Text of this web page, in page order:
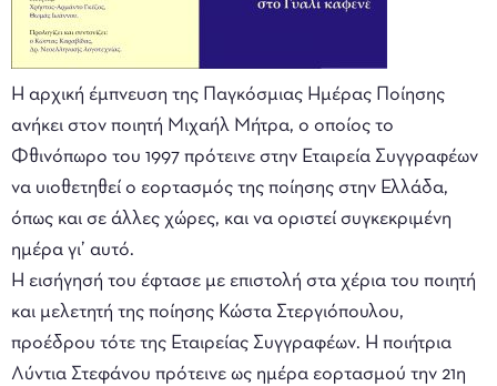
Η αρχική έμπνευση της Παγκόσμιας Ημέρας Ποίησης
ανήκει στον ποιητή Μιχαήλ Μήτρα, ο οποίος το
Φθινόπωρο του 1997 πρότεινε στην Εταιρεία Συγγραφέων
να υιοθετηθεί ο εορτασμός της ποίησης στην Ελλάδα,
όπως και σε άλλες χώρες, και να οριστεί συγκεκριμένη
ημέρα γι’ αυτό.
Η εισήγησή του έφτασε με επιστολή στα χέρια του ποιητή
και μελετητή της ποίησης Κώστα Στεργιόπουλου,
προέδρου τότε της Εταιρείας Συγγραφέων. Η ποιήτρια
Λύντια Στεφάνου πρότεινε ως ημέρα εορτασμού την 21η